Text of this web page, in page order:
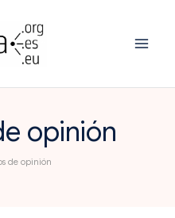
opinión
de opinión